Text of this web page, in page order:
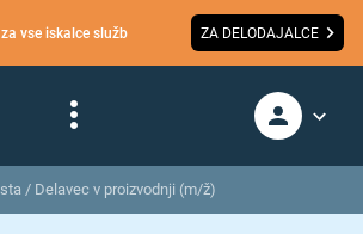
za vse iskalce služb ZA DELODAJALCE
/ Delavec v proizvodnji (m/ž)